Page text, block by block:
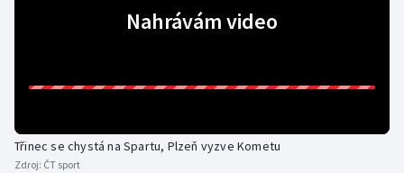
Ragby
Rychlobruslení
Nahrávám video
Třinec se chystá na Spartu, Plzeň vyzve Kometu
Zdroj: ČT sport